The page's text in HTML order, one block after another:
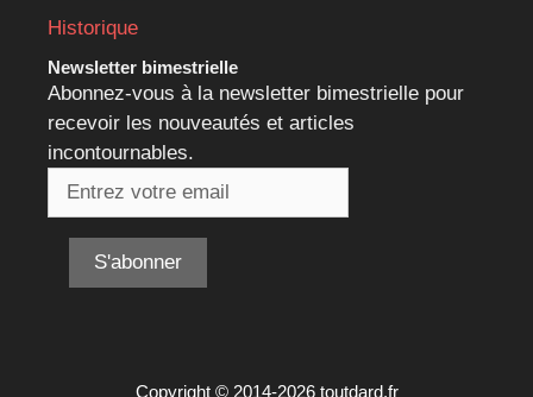
Historique
Newsletter bimestrielle
Abonnez-vous à la newsletter bimestrielle pour
recevoir les nouveautés et articles
incontournables.
Copyright © 2014-2026 toutdard.fr